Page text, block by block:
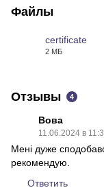
Файлы
certificate
2 МБ
Отзывы 4
Вова
11.06.2024 в
Мені дуже
рекомендую.
Ответить